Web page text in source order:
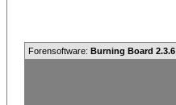
Forensoftware: Burning Board 2.3.6